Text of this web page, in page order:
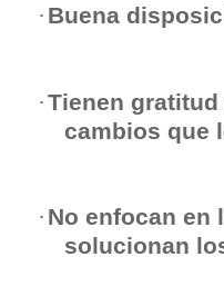
· Buena
·Tienen
cambios que
· No enfocan en
solucionan